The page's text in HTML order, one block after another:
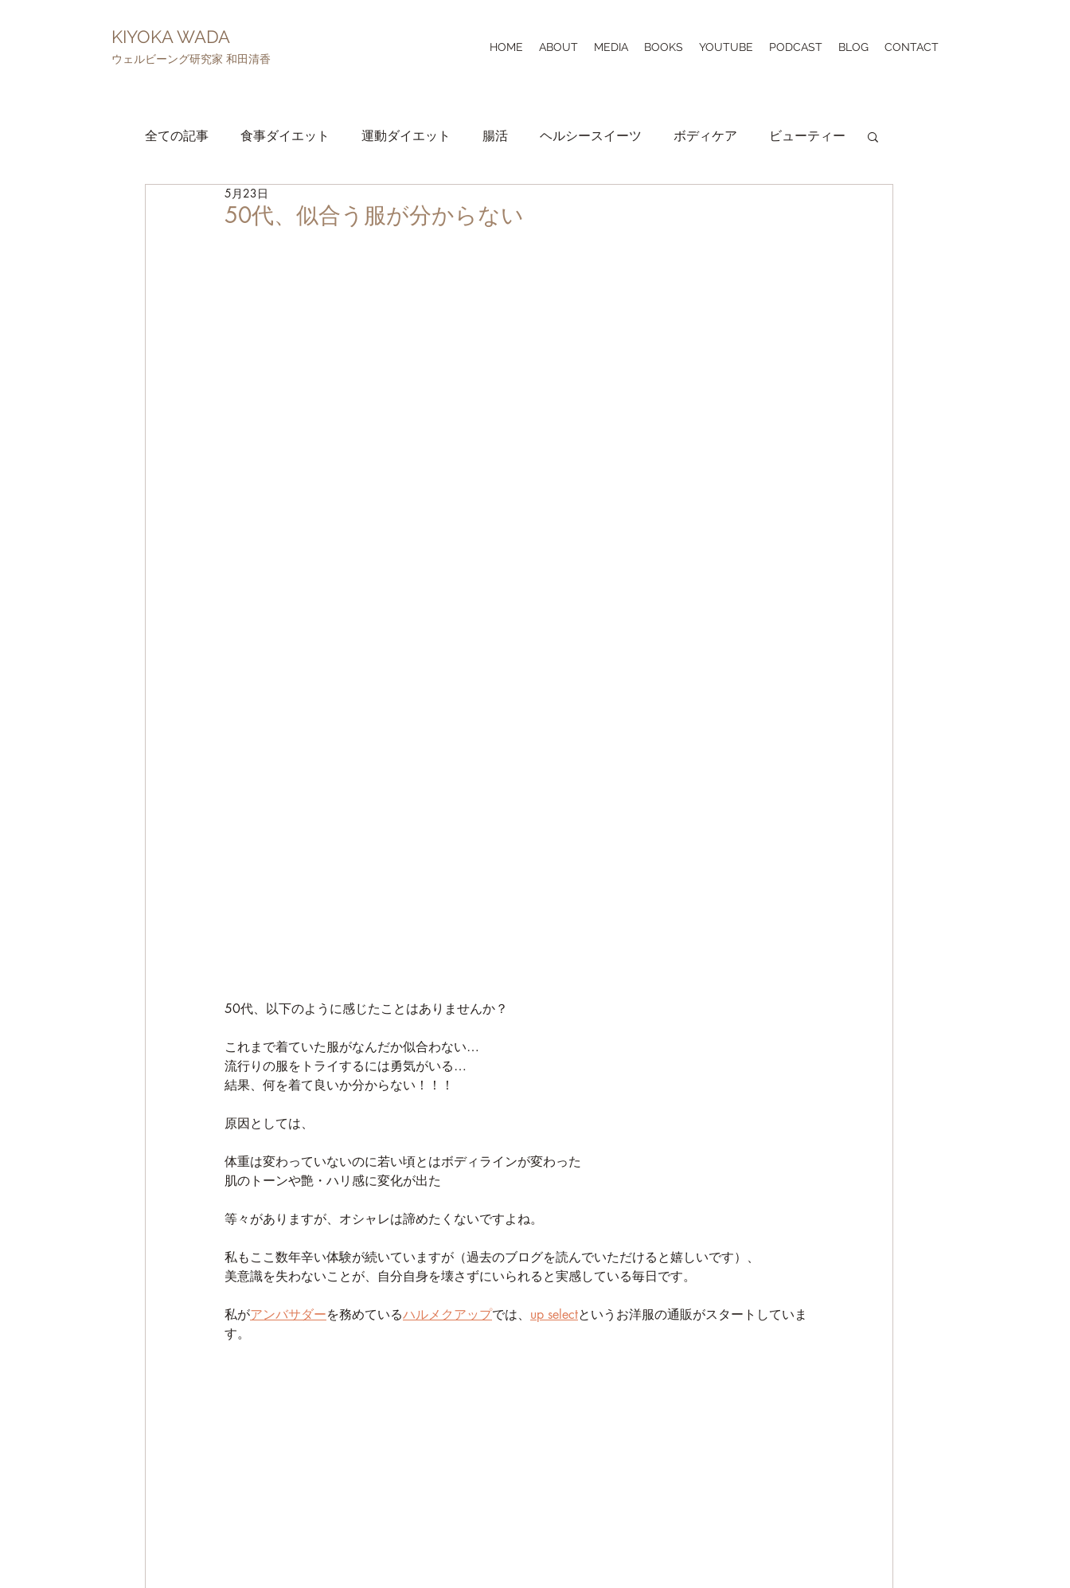
KIYOKA WADA
ウェルビーング研究家 和田清香
HOME ABOUT MEDIA BOOKS YOUTUBE PODCAST BLOG CONTACT
全ての記事 食事ダイエット 運動ダイエット 腸活 ヘルシースイーツ ボディケア ビューティー
お風呂ダイエット
50代、似合う服が分からない
5月23日
50代、以下のように感じたことはありませんか？
これまで着ていた服がなんだか似合わない…
流行りの服をトライするには勇気がいる…
結果、何を着て良いか分からない！！！
原因としては、
体重は変わっていないのに若い頃とはボディラインが変わった
肌のトーンや艶・ハリ感に変化が出た
等々がありますが、オシャレは諦めたくないですよね。
私もここ数年辛い体験が続いていますが（過去のブログを読んでいただけると嬉しいです）、
美意識を失わないことが、自分自身を壊さずにいられると実感している毎日です。
私がアンバサダーを務めているハルメクアップでは、 up selectというお洋服の通販がスタートしていま
す。